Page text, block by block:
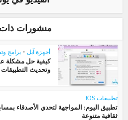
منشورات
أجهزة آبل • برامج
كيفية حل مشكلة
وتحديث التطبيقات
تطبيقات iOS
تطبيق اليوم: المواجهة لتحدي الأصدقاء
ثقافية متنوعة